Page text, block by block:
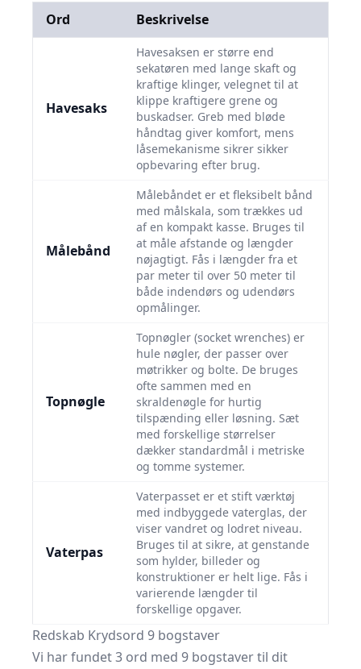
Ord
Beskrivelse
Havesaks
Havesaksen er større end
sekatøren med lange skaft og
kraftige klinger, velegnet til at
klippe kraftigere grene og
buskadser. Greb med bløde
håndtag giver komfort, mens
låsemekanisme sikrer sikker
opbevaring efter brug.
Målebånd
Målebåndet er et fleksibelt bånd
med målskala, som trækkes ud
af en kompakt kasse. Bruges til
at måle afstande og længder
nøjagtigt. Fås i længder fra et
par meter til over 50 meter til
både indendørs og udendørs
opmålinger.
Topnøgle
Topnøgler (socket wrenches) er
hule nøgler, der passer over
møtrikker og bolte. De bruges
ofte sammen med en
skraldenøgle for hurtig
tilspænding eller løsning. Sæt
med forskellige størrelser
dækker standardmål i metriske
og tomme systemer.
Vaterpas
Vaterpasset er et stift værktøj
med indbyggede vaterglas, der
viser vandret og lodret niveau.
Bruges til at sikre, at genstande
som hylder, billeder og
konstruktioner er helt lige. Fås i
varierende længder til
forskellige opgaver.
Redskab Krydsord 9 bogstaver
Vi har fundet 3 ord med 9 bogstaver til dit